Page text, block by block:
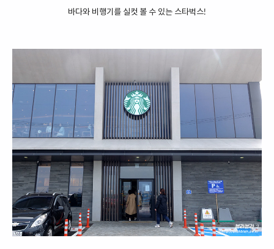
바다와 비행기를 실컷 볼 수 있는 스타벅스!